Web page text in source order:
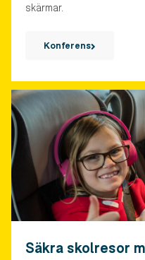
skärmar.
Konferens
Säkra skolresor